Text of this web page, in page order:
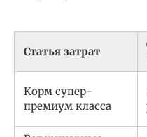
Статья затрат
Корм супер-
премиум класса